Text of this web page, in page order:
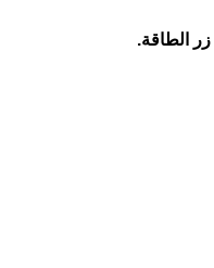
الطاقة.